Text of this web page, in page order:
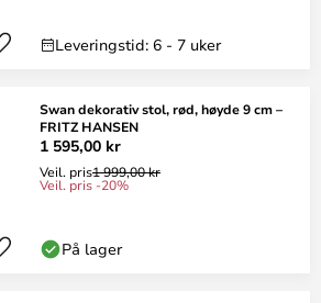
Leveringstid: 6 - 7 uker
Swan dekorativ stol, rød, høyde 9 cm –
FRITZ HANSEN
1 595,00 kr
Veil. pris1 999,00 kr
Veil. pris -20%
På lager